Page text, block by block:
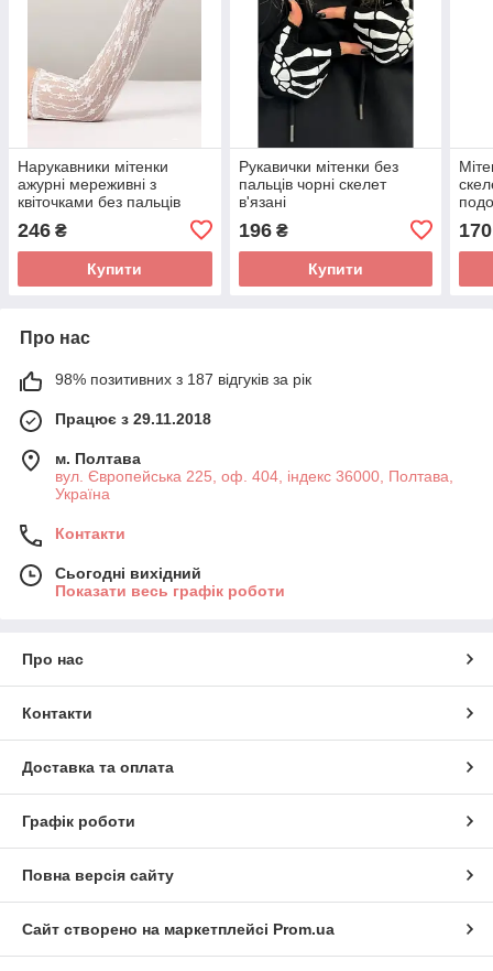
Нарукавники мітенки
ажурні мереживні з
квіточками без пальців
подовжені в стилі y2k білі
246 ₴
Купити
Рукавички мітенки без
пальців чорні скелет
в'язані
196₴
Купити
170
Про нас
98% позитивних з 187 відгуків за рік
Працює з 29.11.2018
м. Полтава
вул. Європейська 225, оф. 404, індекс 36000, Полтава,
Україна
Контакти
Сьогодні вихідний
Показати весь графік роботи
Про нас
Контакти
Доставка та оплата
Графік роботи
Повна версія сайту
Сайт створено на маркетплейсі Prom.ua